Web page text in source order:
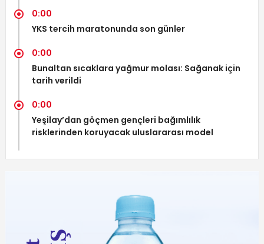
0:00
YKS tercih maratonunda son günler
0:00
Bunaltan sıcaklara yağmur molası: Sağanak için
tarih verildi
0:00
Yeşilay’dan göçmen gençleri bağımlılık
risklerinden koruyacak uluslararası model